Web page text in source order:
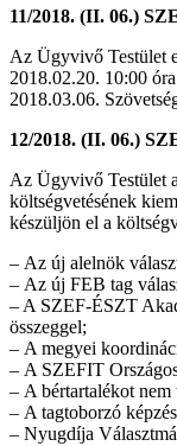
11/2018. (II. 06.)
Az Ügyvivő Testület
2018.02.20. 10:00
2018.03.06.
12/2018. (II. 06.)
Az Ügyvivő Testület
költségvetésének
készüljön el a
– Az új alelnök
– Az új FEB tag
– A SZEF-ÉSZT
összeggel;
– A megyei
– A SZEFIT
– A bértartalékot nem
– A tagtoborzó
– Nyugdíja